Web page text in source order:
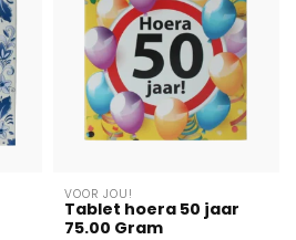
VOOR JOU!
Tablet hoera 50 jaar
75.00 Gram